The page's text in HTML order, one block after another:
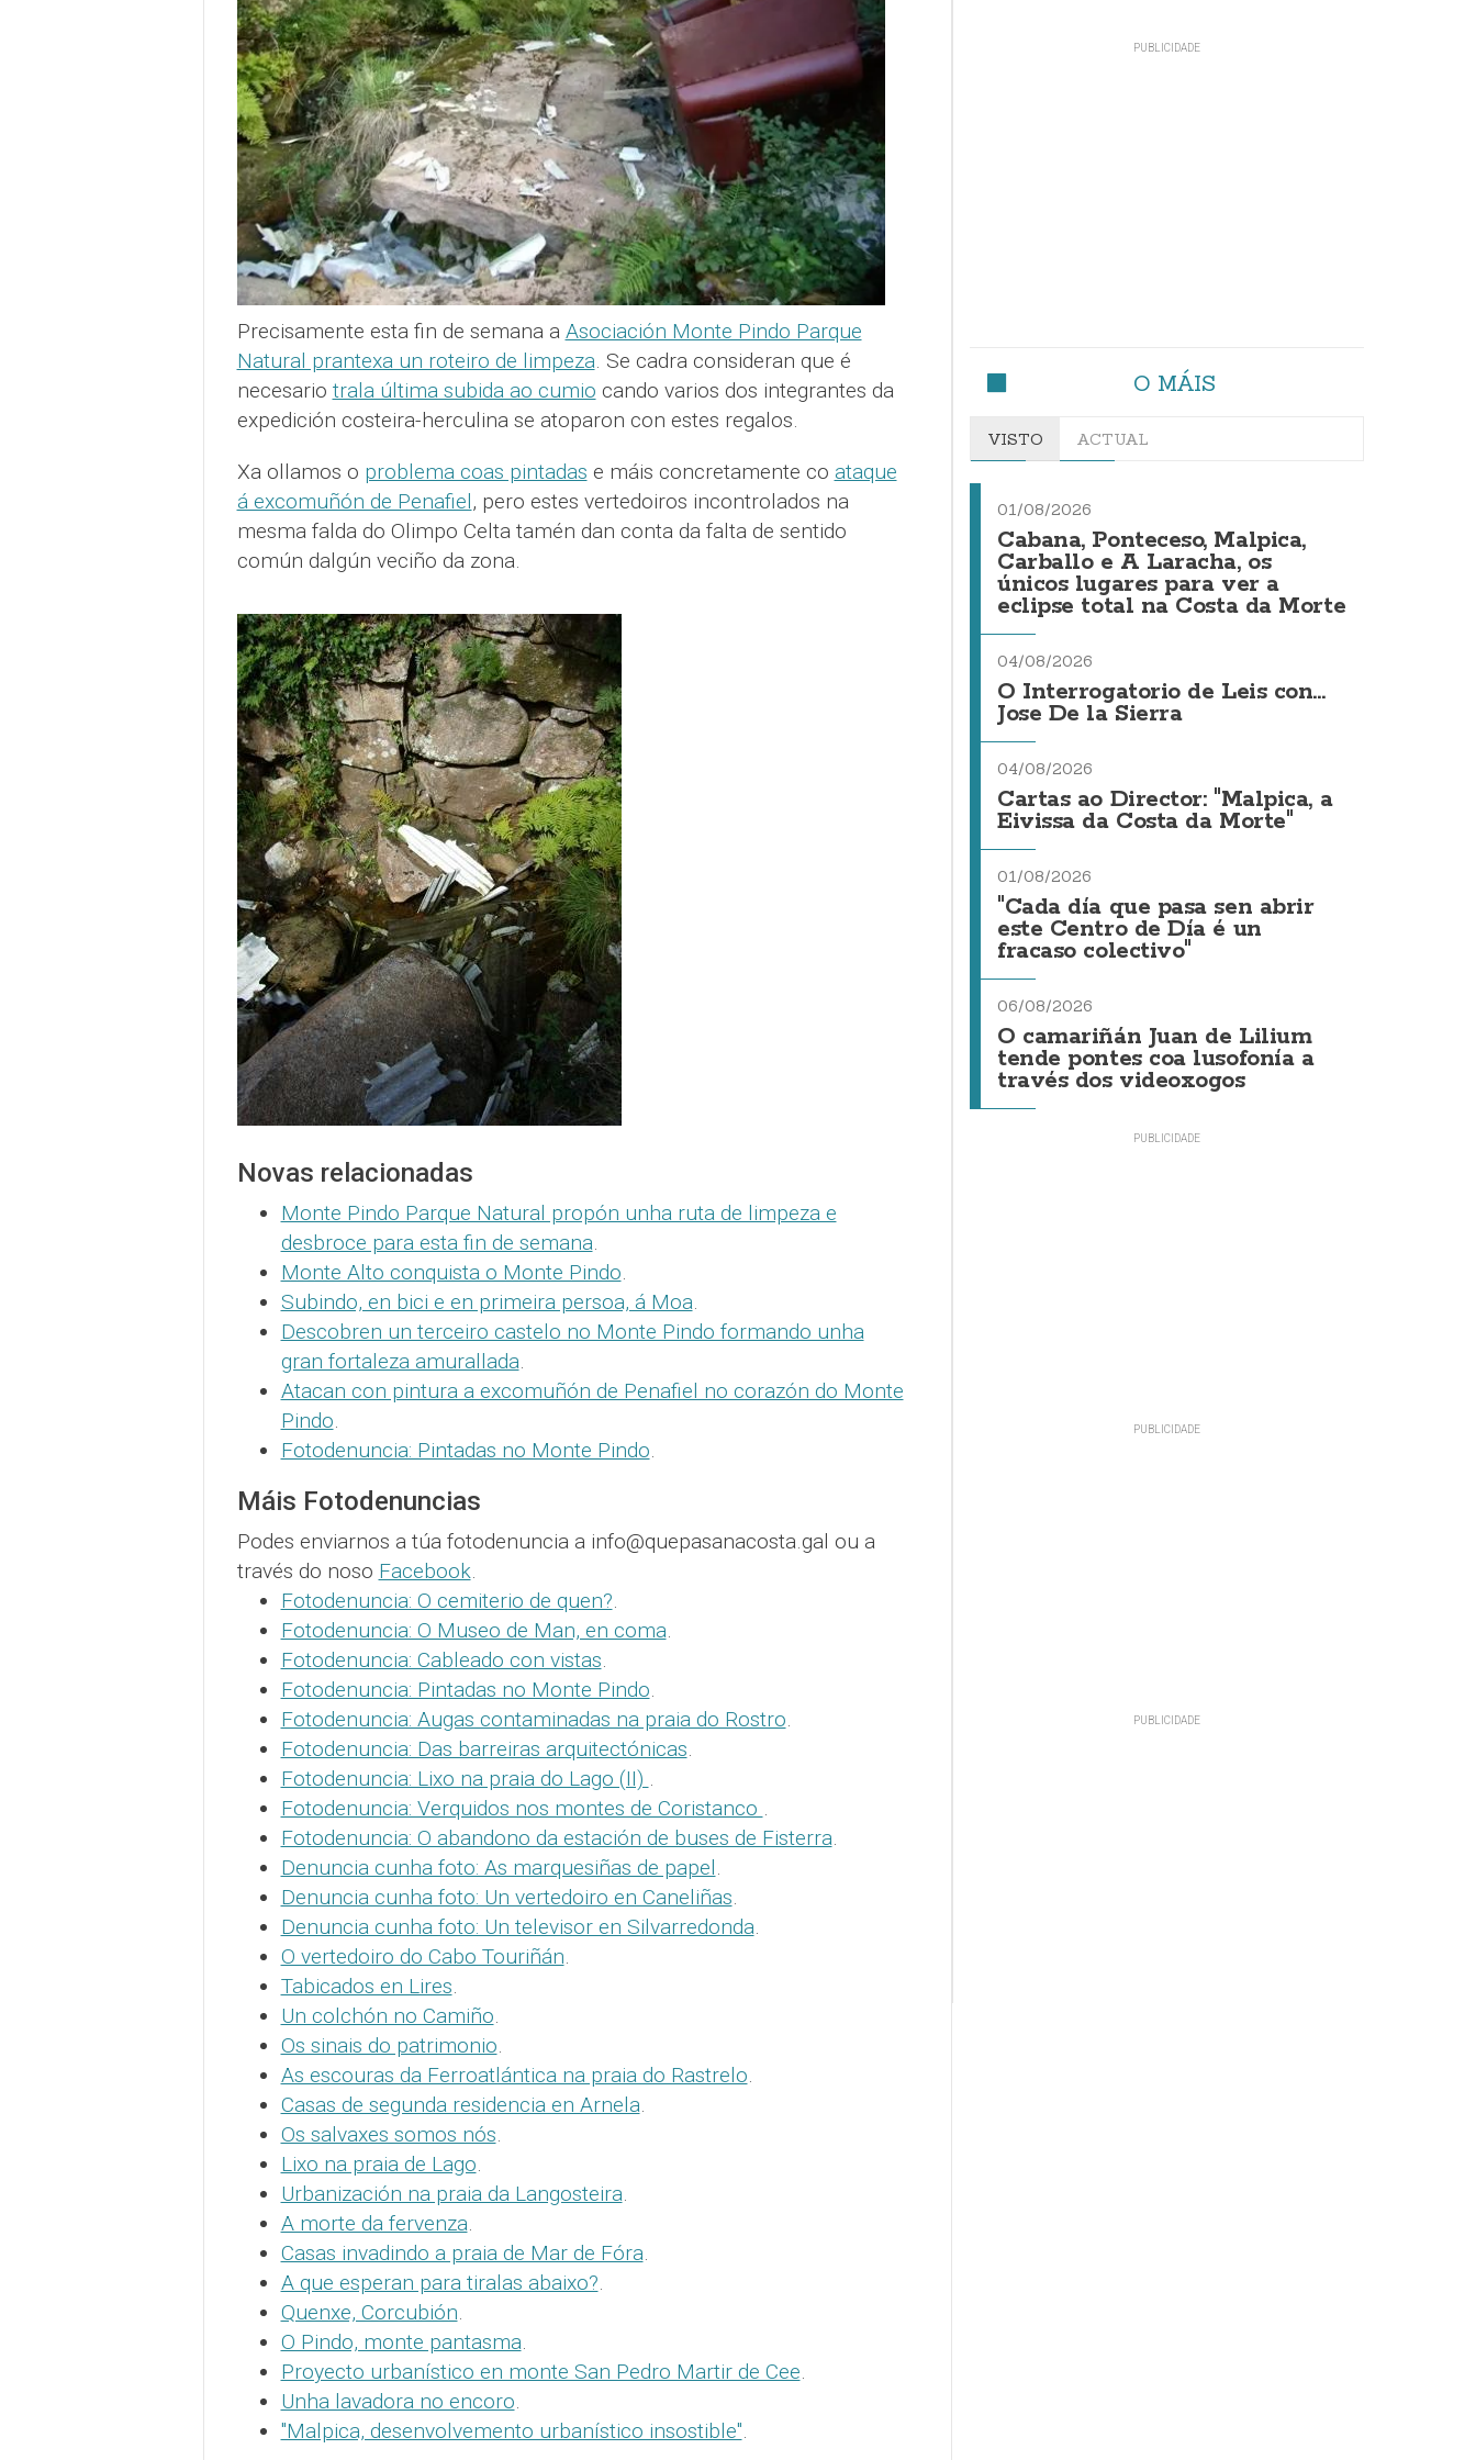
Precisamente esta fin de semana a Asociación Monte Pindo Parque
Natural prantexa un roteiro de limpeza. Se cadra consideran que é
necesario trala última subida ao cumio cando varios dos integrantes da
expedición costeira-herculina se atoparon con estes regalos.
Xa ollamos o problema coas pintadas e máis concretamente co ataque
á excomuñón de Penafiel, pero estes vertedoiros incontrolados na
mesma falda do Olimpo Celta tamén dan conta da falta de sentido
común dalgún veciño da zona.
Novas relacionadas
Monte Pindo Parque Natural propón unha ruta de limpeza e
desbroce para esta fin de semana.
Monte Alto conquista o Monte Pindo.
Subindo, en bici e en primeira persoa, á Moa.
Descobren un terceiro castelo no Monte Pindo formando unha
gran fortaleza amurallada.
Atacan con pintura a excomuñón de Penafiel no corazón do Monte
Pindo.
Fotodenuncia: Pintadas no Monte Pindo.
Máis Fotodenuncias
Podes enviarnos a túa fotodenuncia a info@quepasanacosta.gal ou a
través do noso Facebook.
Fotodenuncia: O cemiterio de quen?.
Fotodenuncia: O Museo de Man, en coma.
Fotodenuncia: Cableado con vistas.
Fotodenuncia: Pintadas no Monte Pindo.
Fotodenuncia: Augas contaminadas na praia do Rostro.
Fotodenuncia: Das barreiras arquitectónicas.
Fotodenuncia: Lixo na praia do Lago (II) .
Fotodenuncia: Verquidos nos montes de Coristanco .
Fotodenuncia: O abandono da estación de buses de Fisterra.
Denuncia cunha foto: As marquesiñas de papel.
Denuncia cunha foto: Un vertedoiro en Caneliñas.
Denuncia cunha foto: Un televisor en Silvarredonda.
O vertedoiro do Cabo Touriñán.
Tabicados en Lires.
Un colchón no Camiño.
Os sinais do patrimonio.
As escouras da Ferroatlántica na praia do Rastrelo.
Casas de segunda residencia en Arnela.
Os salvaxes somos nós.
Lixo na praia de Lago.
Urbanización na praia da Langosteira.
A morte da fervenza.
Casas invadindo a praia de Mar de Fóra.
A que esperan para tiralas abaixo?.
Quenxe, Corcubión.
O Pindo, monte pantasma.
Proyecto urbanístico en monte San Pedro Martir de Cee.
Unha lavadora no encoro.
"Malpica, desenvolvemento urbanístico insostible".
O MÁIS
VISTO ACTUAL
01/08/2026
Cabana, Ponteceso, Malpica,
Carballo e A Laracha, os
únicos lugares para ver a
eclipse total na Costa da Morte
04/08/2026
O Interrogatorio de Leis con...
Jose De la Sierra
04/08/2026
Cartas ao Director: "Malpica, a
Eivissa da Costa da Morte"
01/08/2026
"Cada día que pasa sen abrir
este Centro de Día é un
fracaso colectivo"
06/08/2026
O camariñán Juan de Lilium
tende pontes coa lusofonía a
través dos videoxogos